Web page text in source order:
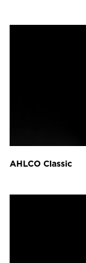
AHLCO Classic